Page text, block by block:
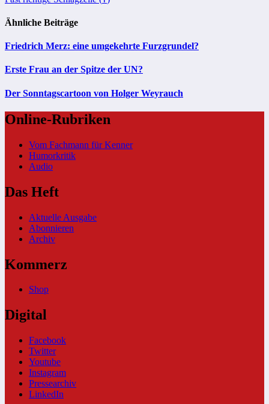
Ähnliche Beiträge
Friedrich Merz: eine umgekehrte Furzgrundel?
Erste Frau an der Spitze der UN?
Der Sonntagscartoon von Holger Weyrauch
Online-Rubriken
Vom Fachmann für Kenner
Humorkritik
Audio
Das Heft
Aktuelle Ausgabe
Abonnieren
Archiv
Kommerz
Shop
Digital
Facebook
Twitter
Youtube
Instagram
Pressearchiv
LinkedIn